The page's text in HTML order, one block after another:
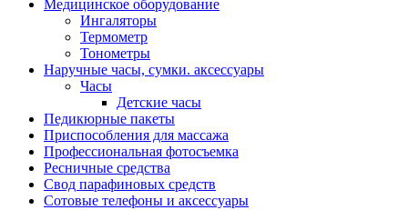
Медицинское оборудование
Ингаляторы
Термометр
Тонометры
Наручные часы, сумки. аксессуары
Часы
Детские часы
Педикюрные пакеты
Приспособления для массажа
Профессиональная фотосъемка
Ресничные средства
Свод парафиновых средств
Сотовые телефоны и аксессуары